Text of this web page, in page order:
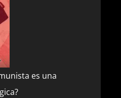
es una